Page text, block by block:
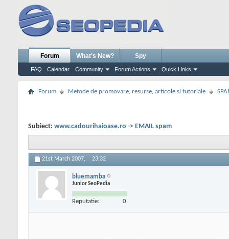
Forum
FAQ Calendar Community Forum Actions Quick Links
What's New? Spy
Forum Metode de promovare, resurse, articole si tutoriale
Subiect: www.cadourihaioase.ro -> EMAIL spam
21st March 2007, 23:32
bluemamba
Junior SeoPedia
Reputatie: 0